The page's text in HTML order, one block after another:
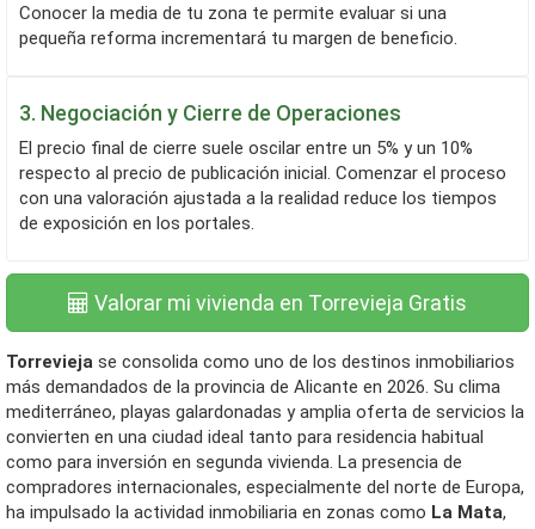
Conocer la media de tu zona te permite evaluar si una
pequeña reforma incrementará tu margen de beneficio.
3. Negociación y Cierre de Operaciones
El precio final de cierre suele oscilar entre un 5% y un 10%
respecto al precio de publicación inicial. Comenzar el proceso
con una valoración ajustada a la realidad reduce los tiempos
de exposición en los portales.
Valorar mi vivienda en Torrevieja Gratis
Torrevieja se consolida como uno de los destinos inmobiliarios
más demandados de la provincia de Alicante en 2026. Su clima
mediterráneo, playas galardonadas y amplia oferta de servicios la
convierten en una ciudad ideal tanto para residencia habitual
como para inversión en segunda vivienda. La presencia de
compradores internacionales, especialmente del norte de Europa,
ha impulsado la actividad inmobiliaria en zonas como La Mata,